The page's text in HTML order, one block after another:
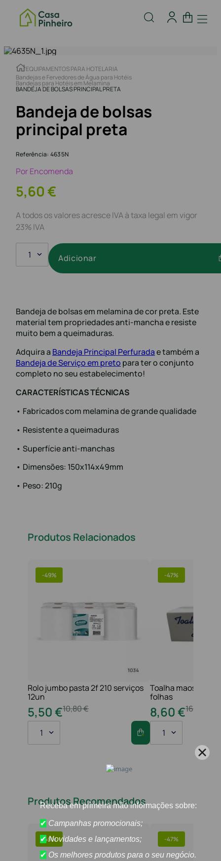
EQUIPAMENTOS PARA HOTELARIA
Bandejas e Fervedores de Água para Hotéis
Bandejas para Hotéis em Melamina
BANDEJA DE BOLSAS PRINCIPAL PRETA
Bandeja de bolsas
principal preta
Referência: 4635N
Por Encomenda
5,60€
A todos os valores acresce IVA à taxa legal em vigor
23% IVA
1 Adicionar
Bandeja de bolsas em melamina de cor preta. Este
material tem propriedades anti-mancha e resiste
muito bem a queimaduras.
Adquira a Bandeja Principal Perfuradae também a
Bandeja de Serviço em preto para ter o conjunto
completo no seu estabelecimento!
CARACTERÍSTICAS TÉCNICAS
• Fabricados com melamina de grande qualidade
• Resistente a queimaduras
• Superfície anti-manchas
• Dimensões: 150x114x49mm
• Peso: 210g
Produtos Relacionados
-49%
Rolo jumbo pasta 2f 210 serviços
12un
10,80€
5,50€
1
-47%
Toalha maos 2f
folhas
16
8,60€
1
Produtos Recomendados
-49% -47%